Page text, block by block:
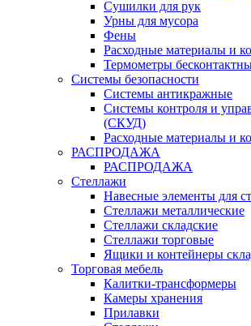
Сушилки для рук
Урны для мусора
Фены
Расходные материалы и
Термометры
Системы безопасности
Системы антикражные
Системы контроля и
(СКУД)
Расходные материалы и
РАСПРОДАЖА
РАСПРОДАЖА
Стеллажи
Навесные элементы для
Стеллажи металлические
Стеллажи складские
Стеллажи торговые
Ящики и контейнеры
Торговая мебель
Калитки-трансформеры
Камеры хранения
Прилавки